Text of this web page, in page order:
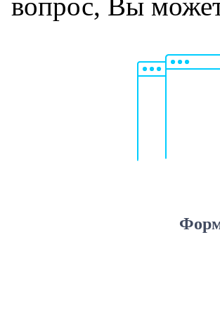
вопрос, Вы